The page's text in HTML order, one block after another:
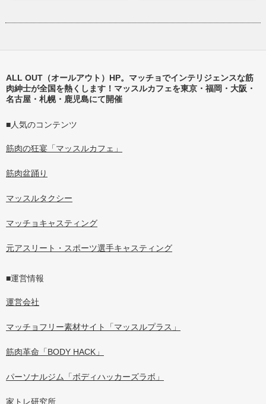
ALL OUT（オールアウト）HP。マッチョでインテリジェンスな筋
肉紳士が全国を熱くします！マッスルカフェを東京・福岡・大阪・
名古屋・札幌・鹿児島にて開催
■人気のコンテンツ
筋肉の狂宴「マッスルカフェ」
筋肉盆踊り
マッスルタクシー
マッチョキャスティング
元アスリート・スポーツ選手キャスティング
■運営情報
運営会社
マッチョフリー素材サイト「マッスルプラス」
筋肉革命「BODY HACK」
パーソナルジム「ボディハッカーズラボ」
家トレ研究所